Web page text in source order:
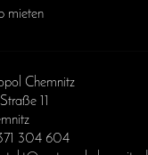
mieten
Chemnitz
11
304 604